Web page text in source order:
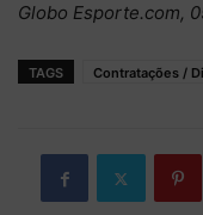
Globo Esporte.com,
TAGS Contratações /